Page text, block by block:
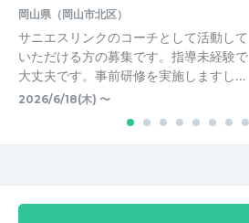
岡山県（岡山市北区）
サニエスリンクのコーチとして活動して
いただける方の募集です。指導未経験で
大丈夫です。事前研修を実施しますし…
2026/6/18(木) 〜